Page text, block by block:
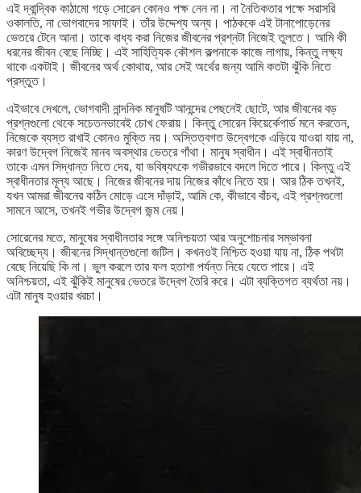
এই দ্বান্দ্বিক কাঠামো গড়ে সোরেন কোনও পক্ষ নেন না। না নৈতিকতার পক্ষে সরাসরি
ওকালতি, না ভোগবাদের সাফাই। তাঁর উদ্দেশ্য অন্য। পাঠককে এই টানাপোড়েনের
ভেতরে টেনে আনা। তাকে বাধ্য করা নিজের জীবনের প্রশ্নটা নিজেই তুলতে। আমি কী
ধরনের জীবন বেছে নিচ্ছি। এই সাহিত্যিক কৌশল কল্পনাকে কাজে লাগায়, কিন্তু লক্ষ্য
থাকে একটাই। জীবনের অর্থ কোথায়, আর সেই অর্থের জন্য আমি কতটা ঝুঁকি নিতে
প্রস্তুত।
এইভাবে দেখলে, ভোগবাদী নান্দনিক মানুষটি আনন্দের পেছনেই ছোটে, আর জীবনের বড়
প্রশ্নগুলো থেকে সচেতনভাবেই চোখ ফেরায়। কিন্তু সোরেন কিয়ের্কেগার্ড মনে করতেন,
নিজেকে ব্যস্ত রাখাই কোনও মুক্তি নয়। অস্তিত্বগত উদ্বেগকে এড়িয়ে যাওয়া যায় না,
কারণ উদ্বেগ নিজেই মানব অবস্থার ভেতরে গাঁথা। মানুষ স্বাধীন। এই স্বাধীনতাই
তাকে এমন সিদ্ধান্ত নিতে দেয়, যা ভবিষ্যৎকে গভীরভাবে বদলে দিতে পারে। কিন্তু এই
স্বাধীনতার মূল্য আছে। নিজের জীবনের দায় নিজের কাঁধে নিতে হয়। আর ঠিক তখনই,
যখন আমরা জীবনের কঠিন মোড়ে এসে দাঁড়াই, আমি কে, কীভাবে বাঁচব, এই প্রশ্নগুলো
সামনে আসে, তখনই গভীর উদ্বেগ জন্ম নেয়।
সোরেনের মতে, মানুষের স্বাধীনতার সঙ্গে অনিশ্চয়তা আর অনুশোচনার সম্ভাবনা
অবিচ্ছেদ্য। জীবনের সিদ্ধান্তগুলো জটিল। কখনওই নিশ্চিত হওয়া যায় না, ঠিক পথটা
বেছে নিয়েছি কি না। ভুল করলে তার ফল হতাশা পর্যন্ত নিয়ে যেতে পারে। এই
অনিশ্চয়তা, এই ঝুঁকিই মানুষের ভেতরে উদ্বেগ তৈরি করে। এটা ব্যক্তিগত ব্যর্থতা নয়।
এটা মানুষ হওয়ার খরচা।